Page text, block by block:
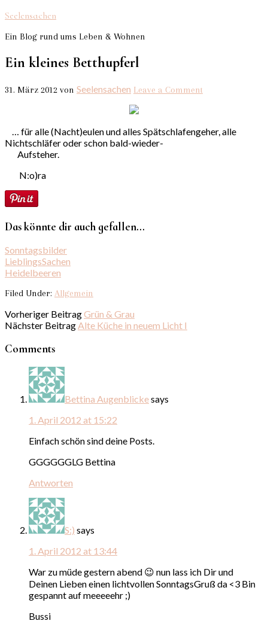
Seelensachen
Ein Blog rund ums Leben & Wohnen
Ein kleines Betthupferl
31. März 2012 von Seelensachen Leave a Comment
… für alle (Nacht)eulen und alles Spätschlafengeher, alle
Nichtschläfer oder schon bald-wieder-
Aufsteher.
N:o)ra
Das könnte dir auch gefallen...
Sonntagsbilder
LieblingsSachen
Heidelbeeren
Filed Under: Allgemein
Vorheriger BeitragGrün & Grau
Nächster BeitragAlte Küche in neuem Licht I
Comments
Bettina Augenblickesays
1. April 2012 at 15:22
Einfach schön sind deine Posts.
GGGGGGLG Bettina
Antworten
S:) says
1. April 2012 at 13:44
War zu müde gestern abend 😉 nun lass ich Dir und
Deinen Lieben einen lichtvollen SonntagsGruß da <3 Bin
gespannt auf meeeeehr ;)
Bussi